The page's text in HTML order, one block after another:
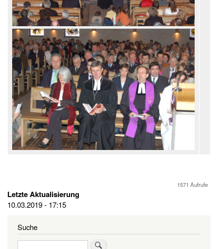
1571 Aufrufe
Letzte Aktualisierung
10.03.2019 - 17:15
Suche
Suche